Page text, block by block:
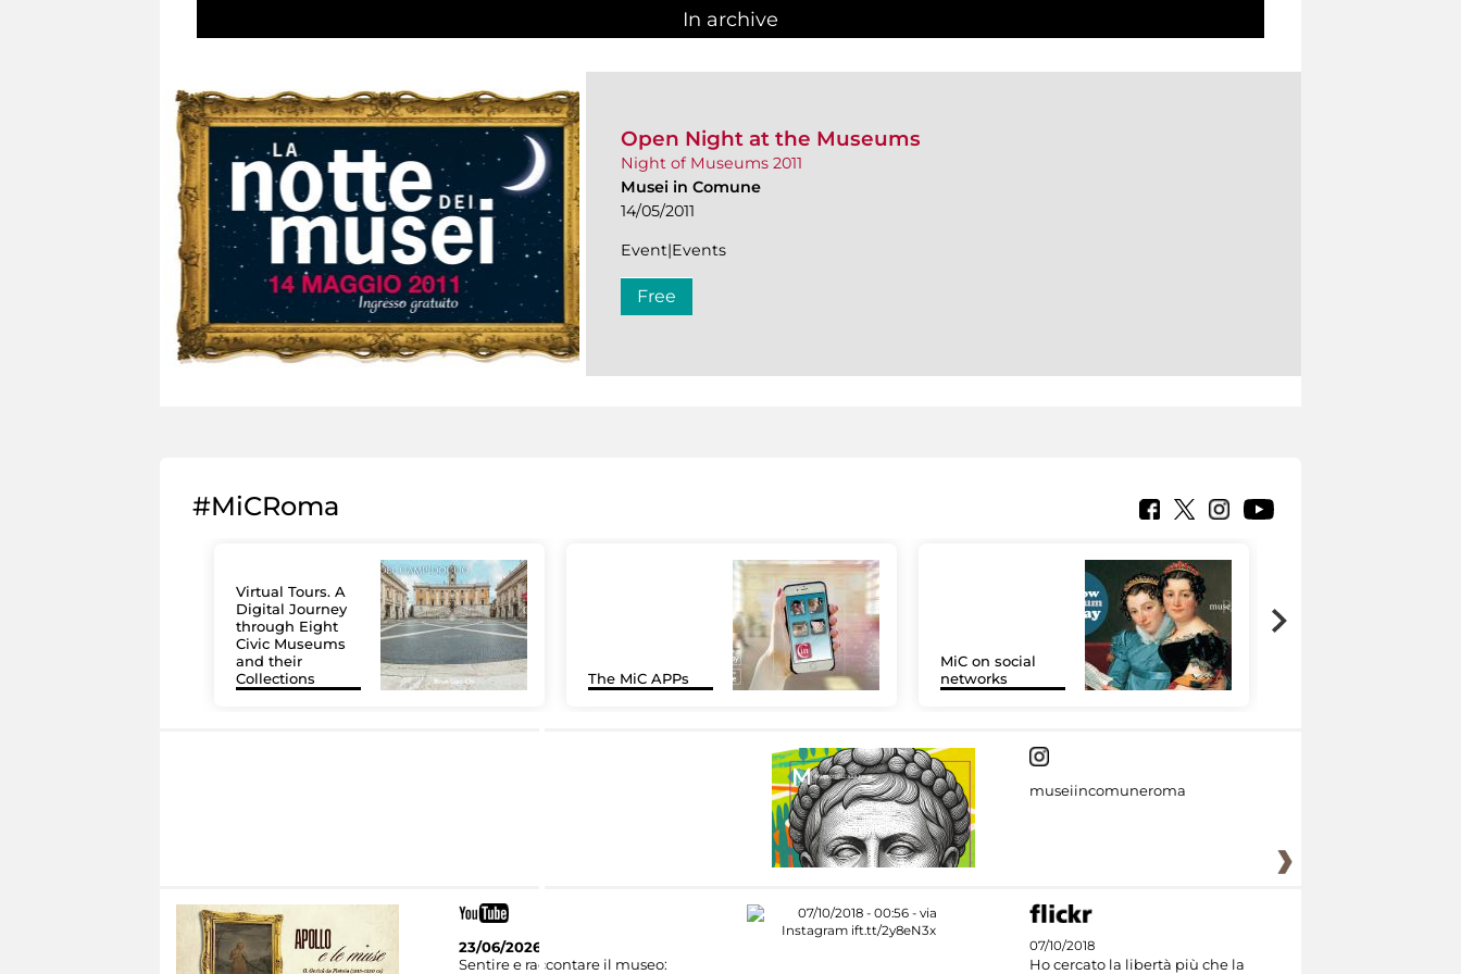
In archive
Open Night at the Museums
Night of Museums 2011
Musei in Comune
14/05/2011
Event|Events
Free
#MiCRoma
Virtual Tours. A
Digital Journey
through Eight
Civic Museums
and their
Collections
The MiC APPs
MiC on social
networks
museiincomuneroma
23/06/2026
Sentire e raccontare il museo:
07/10/2018
Ho cercato la libertà più che la